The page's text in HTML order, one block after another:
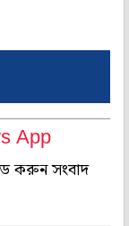
App
করুন সংবাদ